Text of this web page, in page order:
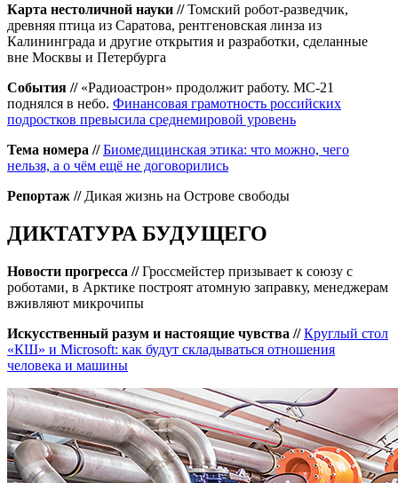
Карта нестоличной науки //Томский робот-​разведчик,
древняя птица из Саратова, рентгеновская линза из
Калининграда и другие открытия и разработки, сделанные
вне Москвы и Петербурга
События //«Радиоастрон» продолжит работу. МС‑21
поднялся в небо. Финансовая грамотность российских
подростков превысила среднемировой уровень
Тема номера //Биомедицинская этика: что можно, чего
нельзя, а о чём ещё не договорились
Репортаж //Дикая жизнь на Острове свободы
ДИКТАТУРА БУДУЩЕГО
Новости прогресса //Гроссмейстер призывает к союзу с
роботами, в Арктике построят атомную заправку, менеджерам
вживляют микрочипы
Искусственный разум и настоящие чувства // Круглый стол
«КШ» и Microsoft: как будут складываться отношения
человека и машины